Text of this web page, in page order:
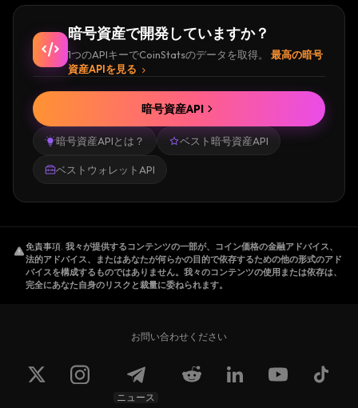
暗号資産で開発していますか？
1つのAPIキーでCoinStatsのデータを取得。
最高の暗号
資産APIを見る
暗号資産APIとは？ ベスト暗号資産API
ベストウォレットAPI
暗号資産API
免責事項. 我々が提供するコンテンツの一部が、コイン価格の金融アドバイス、
法的アドバイス、またはあなたが何らかの目的で依存するための他の形式のアド
バイスを構成するものではありません。我々のコンテンツの使用または依存は、
完全にあなた自身のリスクと裁量に委ねられます。
お問い合わせください
ニュース